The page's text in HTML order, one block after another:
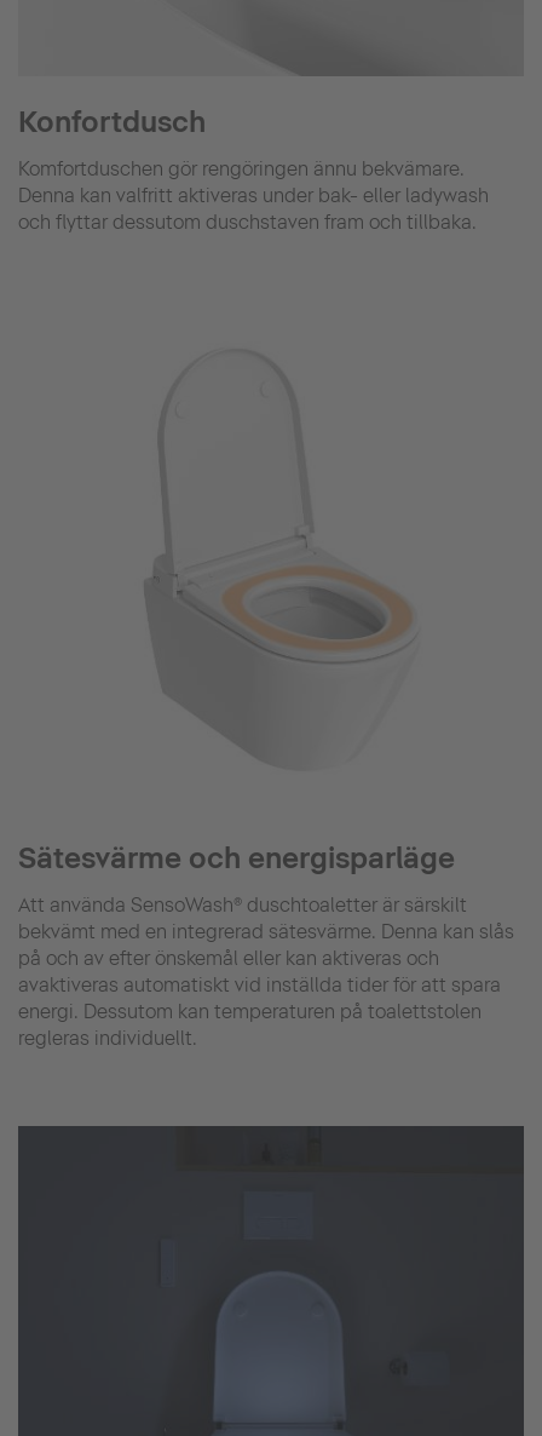
Konfortdusch
Komfortduschen gör rengöringen ännu bekvämare.
Denna kan valfritt aktiveras under bak- eller ladywash
och flyttar dessutom duschstaven fram och tillbaka.
Sätesvärme och energisparläge
Att använda SensoWash® duschtoaletter är särskilt
bekvämt med en integrerad sätesvärme. Denna kan slås
på och av efter önskemål eller kan aktiveras och
avaktiveras automatiskt vid inställda tider för att spara
energi. Dessutom kan temperaturen på toalettstolen
regleras individuellt.